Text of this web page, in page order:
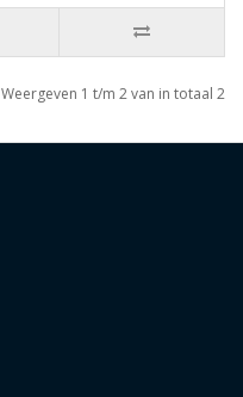
Weergeven 1 t/m 2 van in totaal 2